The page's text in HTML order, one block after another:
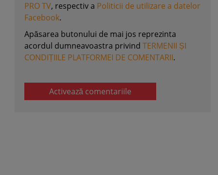
PRO TV, respectiv a Politicii de utilizare a datelor
Facebook.
Apăsarea butonului de mai jos reprezinta
acordul dumneavoastra privind TERMENII ȘI
CONDIȚIILE PLATFORMEI DE COMENTARII.
Activează comentariile